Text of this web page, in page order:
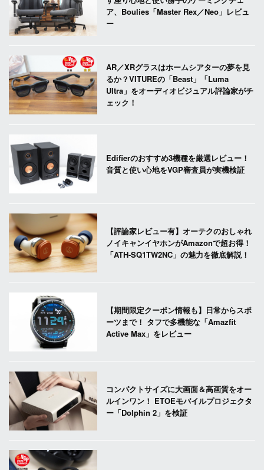
ア、Boulies「Master Rex／Neo」レビュ
ー
AR／XRグラスはホームシアターの夢を見
るか？VITUREの「Beast」「Luma
Ultra」をオーディオビジュアル評論家がチ
ェック！
Edifierのおすすめ3機種を厳選レビュー！
音質と使い心地をVGP審査員が実機検証
【評論家レビュー有】オーテクのおしゃれ
ノイキャンイヤホンがAmazonで超お得！
「ATH-SQ1TW2NC」の魅力を徹底解説！
【期間限定クーポン情報も】日常からスポ
ーツまで！ タフで多機能な「Amazfit
Active Max」をレビュー
コンパクトサイズに大画面＆高画質をオー
ルインワン！ ETOEモバイルプロジェクタ
ー「Dolphin 2」を検証